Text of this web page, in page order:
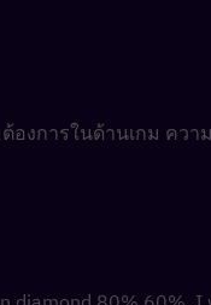
งการในด้านเกม ควา